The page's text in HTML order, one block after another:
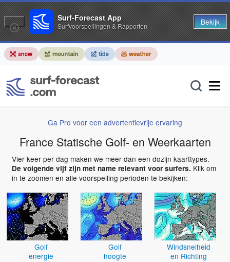
Ga Pro voor een advertentievrije ervaring
France Statische Golf- en Weerkaarten
Vier keer per dag maken we meer dan een dozijn kaarttypes.
De volgende vijf zijn met name relevant voor surfers. Klik om
in te zoomen en alle voorspelling perioden te bekijken:
Golf
energie
Golf
hoogte
Windsnelheid
en Richting
Surf-Forecast App
Surfvoorspellingen & Rapporten Bekijk